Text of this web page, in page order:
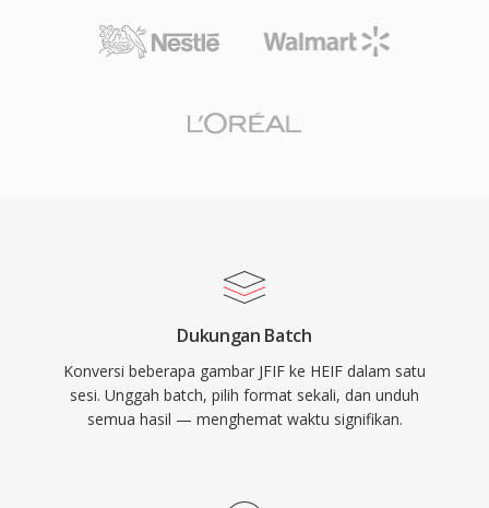
Dukungan Batch
Konversi beberapa gambar JFIF ke HEIF dalam satu
sesi. Unggah batch, pilih format sekali, dan unduh
semua hasil — menghemat waktu signifikan.